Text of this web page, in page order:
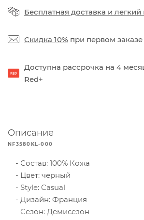
Бесплатная доставка и легкий
Скидка 10% при первом заказе
Доступна рассрочка на 4
Red+
Описание
NF3580KL-000
Состав: 100% Кожа
Цвет: черный
Style: Casual
Дизайн: Франция
Сезон: Демисезон